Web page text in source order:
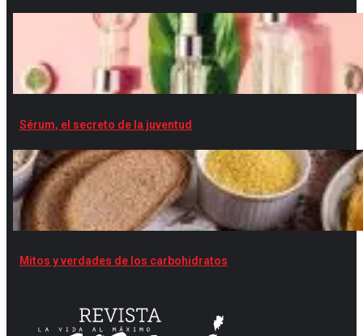
Sérum, el secreto de la juventud
Mitos y verdades de los carbohidratos